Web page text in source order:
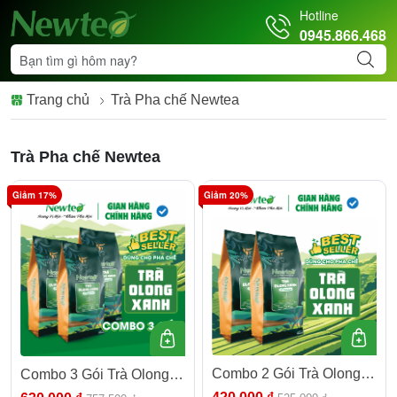
Hotline
0945.866.468
Trang chủ Trà Pha chế Newtea
Trà Pha chế Newtea
Giảm 17%
Combo 3 Gói Trà Olong
Xanh Cao Cấp Newtea
Giảm 20%
Combo 2 Gói Trà Olong
Xanh Cao Cấp Newtea